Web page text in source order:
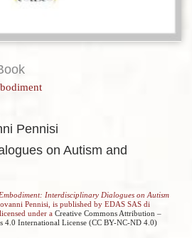
Pennisi
on Autism and
Interdisciplinary Dialogues on Autism
Pennisi, is published by EDAS SAS di
under a Creative Commons Attribution –
4.0 International License (CC BY-NC-ND 4.0)